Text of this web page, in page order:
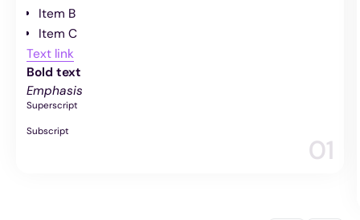
Item B
Item C
Text link
Bold text
Emphasis
Superscript
Subscript
01